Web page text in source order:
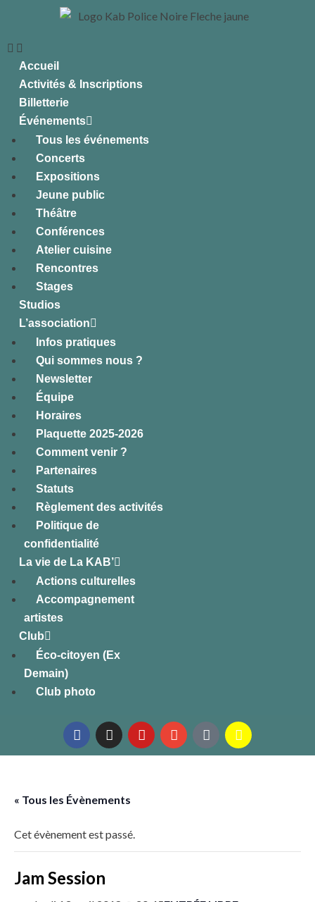
Accueil
Activités & Inscriptions
Billetterie
Événements
Tous les événements
Concerts
Expositions
Jeune public
Théâtre
Conférences
Atelier cuisine
Rencontres
Stages
Studios
L’association
Infos pratiques
Qui sommes nous ?
Newsletter
Équipe
Horaires
Plaquette 2025-2026
Comment venir ?
Partenaires
Statuts
Règlement des activités
Politique de
confidentialité
La vie de La KAB’
Actions culturelles
Accompagnement
artistes
Club
Éco-citoyen (Ex
Demain)
Club photo
« Tous les Évènements
Cet évènement est passé.
Jam Session